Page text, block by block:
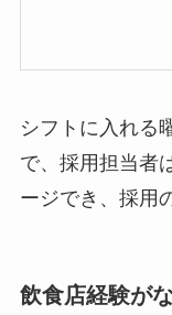
シフトに入れる
で、採用担当者
ージでき、採用
飲食店経験が